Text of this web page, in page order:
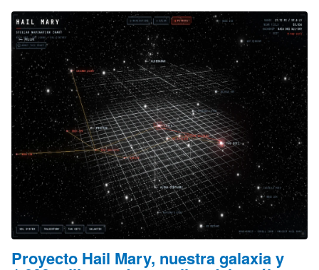
Proyecto Hail Mary, nuestra galaxia y